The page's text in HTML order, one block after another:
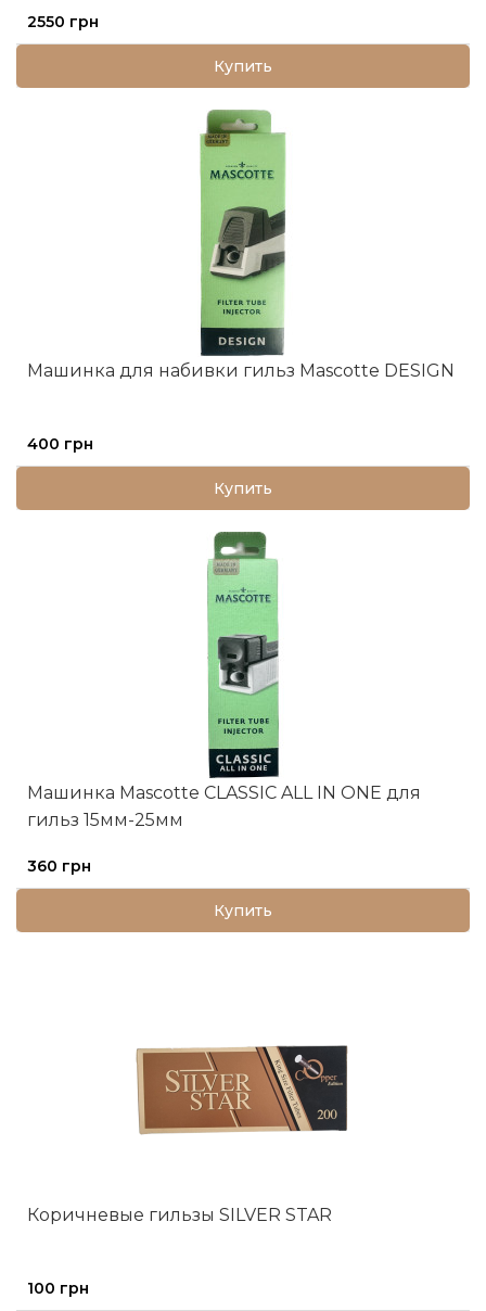
2550 грн
Купить
Машинка для набивки гильз Mascotte DESIGN
400 грн
Купить
Машинка Mascotte CLASSIC ALL IN ONE для
гильз 15мм-25мм
360 грн
Купить
Коричневые гильзы SILVER STAR
100 грн